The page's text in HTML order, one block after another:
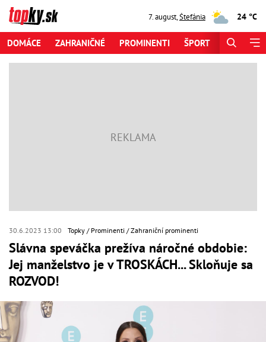
7. august,Štefánia 24 °C
DOMÁCE ZAHRANIČNÉ PROMINENTI ŠPORT
30.6.2023 13:00 Topky Prominenti Zahraniční prominenti
Slávna speváčka prežíva náročné obdobie:
Jej manželstvo je v TROSKÁCH... Skloňuje sa
ROZVOD!